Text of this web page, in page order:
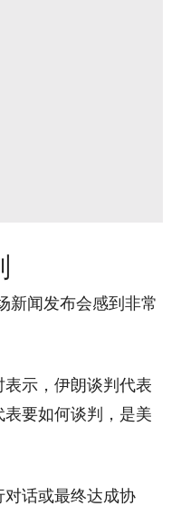
新闻发布会感到非常
示，伊朗谈判代表
要如何谈判，是美
话或最终达成协